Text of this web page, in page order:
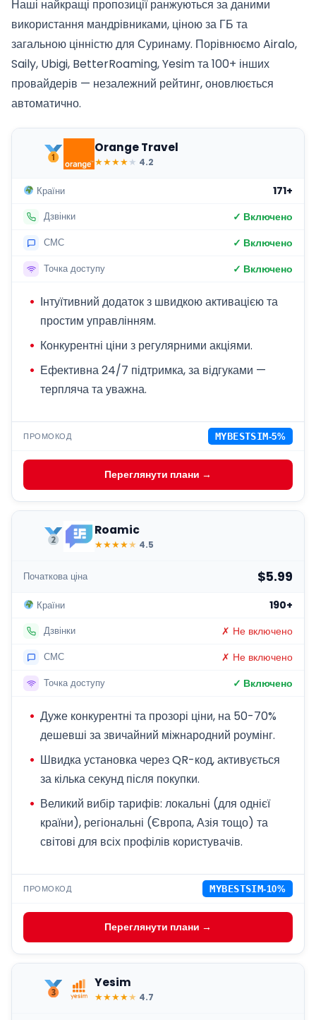
Наші найкращі пропозиції ранжуються за даними
використання мандрівниками, ціною за ГБ та
загальною цінністю для Суринаму. Порівнюємо Airalo,
Saily, Ubigi, BetterRoaming, Yesim та 100+ інших
провайдерів — незалежний рейтинг, оновлюється
автоматично.
Orange Travel
★★★★★ 4.2
Країни 171+
Дзвінки ✓ Включено
СМС ✓ Включено
Точка доступу ✓ Включено
Інтуїтивний додаток з швидкою активацією та
простим управлінням.
Конкурентні ціни з регулярними акціями.
Ефективна 24/7 підтримка, за відгуками —
терпляча та уважна.
ПРОМОКОД MYBESTSIM-5%
Переглянути плани →
Roamic
★★★★★ 4.5
Початкова ціна $5.99
Країни 190+
Дзвінки ✗ Не включено
СМС ✗ Не включено
Точка доступу ✓ Включено
Дуже конкурентні та прозорі ціни, на 50-70%
дешевші за звичайний міжнародний роумінг.
Швидка установка через QR-код, активується
за кілька секунд після покупки.
Великий вибір тарифів: локальні (для однієї
країни), регіональні (Європа, Азія тощо) та
світові для всіх профілів користувачів.
ПРОМОКОД MYBESTSIM-10%
Переглянути плани →
Yesim
★★★★★ 4.7